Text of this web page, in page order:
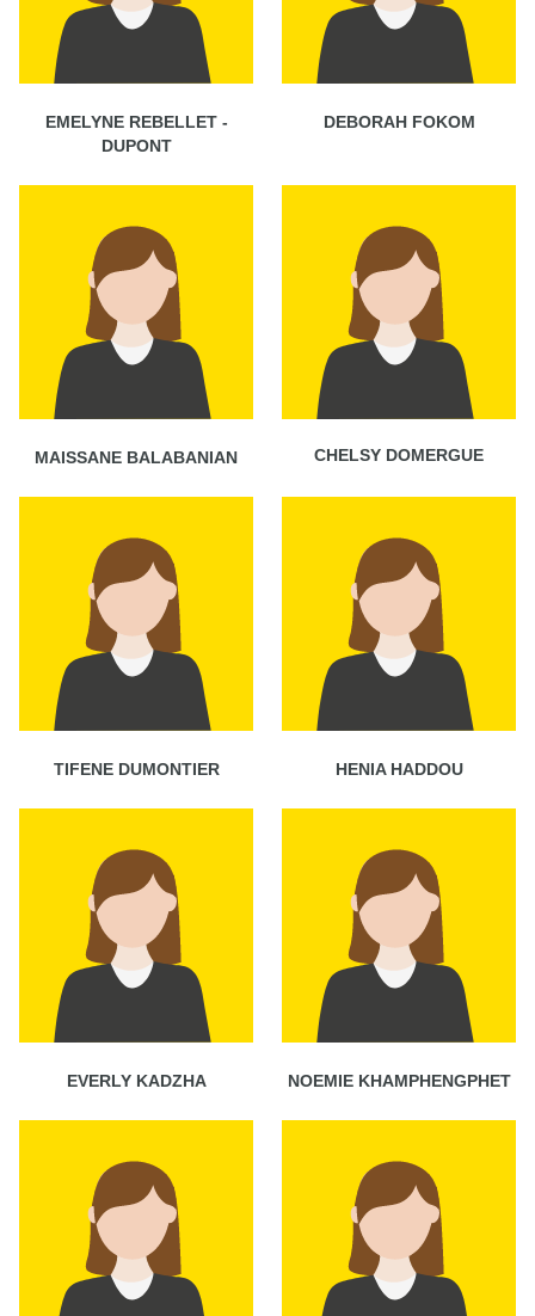
EMELYNE REBELLET -
DUPONT
DEBORAH FOKOM
MAISSANE BALABANIAN CHELSY DOMERGUE
TIFENE DUMONTIER HENIA HADDOU
EVERLY KADZHA NOEMIE KHAMPHENGPHET